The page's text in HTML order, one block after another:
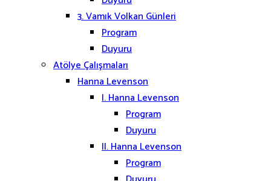
3. Vamık Volkan Günleri
Program
Duyuru
Atölye Çalışmaları
Hanna Levenson
I. Hanna Levenson
Program
Duyuru
II. Hanna Levenson
Program